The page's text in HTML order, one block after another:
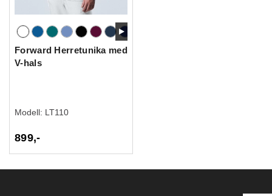
Forward Herretunika med
V-hals
Modell: LT110
899,-